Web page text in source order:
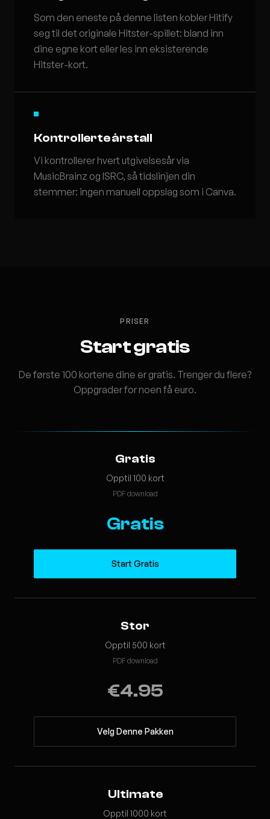
Som den eneste på denne listen kobler Hitify
seg til det originale Hitster-spillet: bland inn
dine egne kort eller les inn eksisterende
Hitster-kort.
Kontrollerte årstall
Vi kontrollerer hvert utgivelsesår via
MusicBrainz og ISRC, så tidslinjen din
stemmer: ingen manuell oppslag som i Canva.
PRISER
Start gratis
De første 100 kortene dine er gratis. Trenger du flere?
Oppgrader for noen få euro.
Gratis
Opptil 100 kort
PDF download
Gratis
Start Gratis
Stor
Opptil 500 kort
PDF download
€4.95
Velg Denne Pakken
Ultimate
Opptil 1000 kort